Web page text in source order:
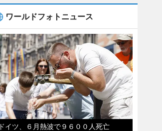
ワールドフォトニュース
ドイツ、６月熱波で９６００人死亡